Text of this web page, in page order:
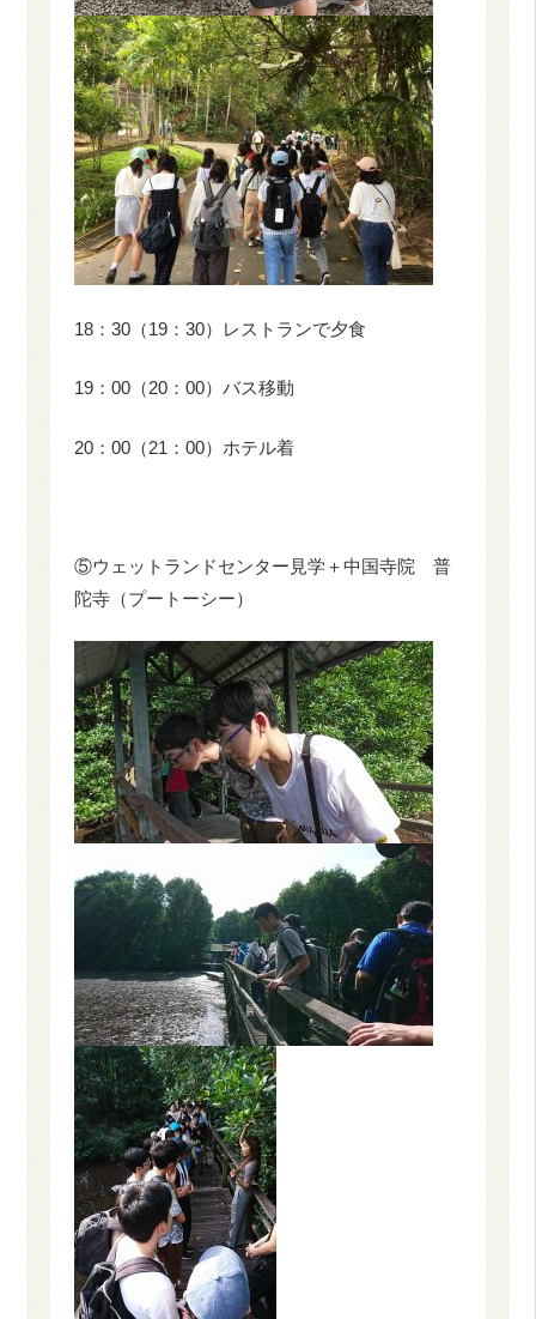
18：30（19：30）レストランで夕食
19：00（20：00）バス移動
20：00（21：00）ホテル着
⑤ウェットランドセンター見学＋中国寺院 普
陀寺（プートーシー）